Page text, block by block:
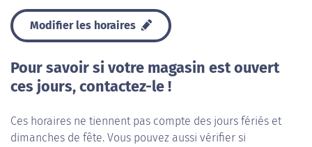
Modifier les horaires
Pour savoir si votre magasin est ouvert
ces jours, contactez-le !
Ces horaires ne tiennent pas compte des jours fériés et
dimanches de fête. Vous pouvez aussi vérifier si